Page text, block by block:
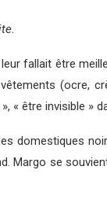
fallait être
(ocre,
« être invisible »
domestiques
Margo se